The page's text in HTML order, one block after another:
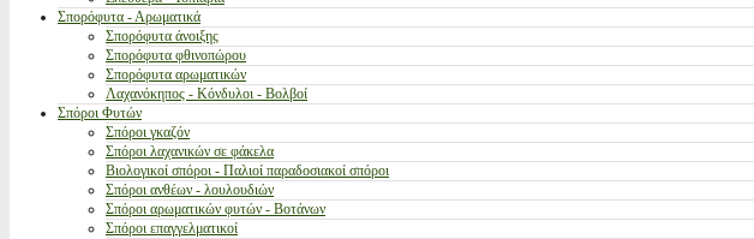
Σπορόφυτα - Αρωματικά
Σπορόφυτα άνοιξης
Σπορόφυτα φθινοπώρου
Σπορόφυτα αρωματικών
Λαχανόκηπος - Κόνδυλοι - Βολβοί
Σπόροι Φυτών
Σπόροι γκαζόν
Σπόροι λαχανικών σε φάκελα
Βιολογικοί σπόροι - Παλιοί παραδοσιακοί σπόροι
Σπόροι ανθέων - λουλουδιών
Σπόροι αρωματικών φυτών - Βοτάνων
Σπόροι επαγγελματικοί